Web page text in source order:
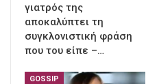
γιατρός της
αποκαλύπτει τη
συγκλονιστική φράση
που του είπε –…
GOSSIP